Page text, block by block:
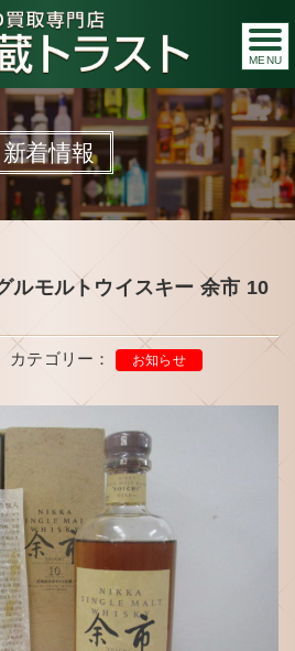
MENU
新着情報
ルモルトウイスキー 余市 10
カテゴリー： お知らせ